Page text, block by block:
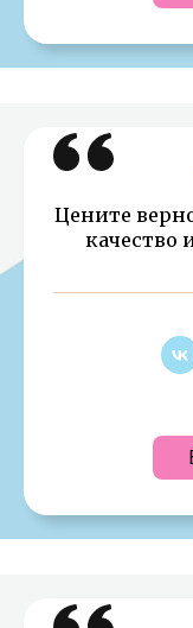
Цените
качество